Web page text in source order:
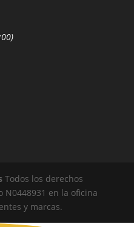
Todos los derechos
N0448931 en la oficina
y marcas.